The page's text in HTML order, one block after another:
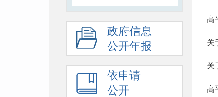
政府信息
公开年报
依申请
公开
关